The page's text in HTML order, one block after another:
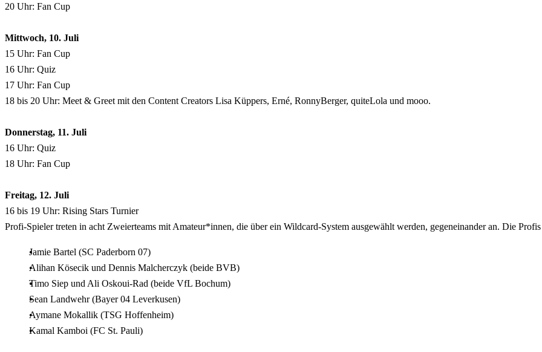
20 Uhr: Fan Cup
Mittwoch, 10. Juli
15 Uhr: Fan Cup
16 Uhr: Quiz
17 Uhr: Fan Cup
18 bis 20 Uhr: Meet & Greet mit den Content Creators Lisa Küppers, Erné, RonnyBerger, quiteLola und mooo.
Donnerstag, 11. Juli
16 Uhr: Quiz
18 Uhr: Fan Cup
Freitag, 12. Juli
16 bis 19 Uhr: Rising Stars Turnier
Profi-Spieler treten in acht Zweierteams mit Amateur*innen, die über ein Wildcard-System ausgewählt werden, gegeneinander an. Die
Jamie Bartel (SC Paderborn 07)
Alihan Kösecik und Dennis Malcherczyk (beide BVB)
Timo Siep und Ali Oskoui-Rad (beide VfL Bochum)
Sean Landwehr (Bayer 04 Leverkusen)
Aymane Mokallik (TSG Hoffenheim)
Kamal Kamboi (FC St. Pauli)